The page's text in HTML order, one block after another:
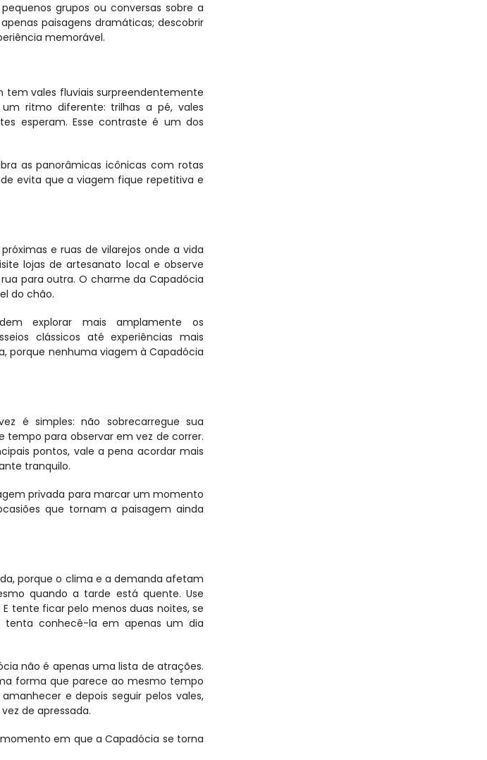
grupos ou conversas sobre a
paisagens dramáticas; descobrir
memorável.
tem vales fluviais surpreendentemente
um ritmo diferente: trilhas a pé, vales
esperam. Esse contraste é um dos
as panorâmicas icônicas com rotas
evita que a viagem fique repetitiva e
e ruas de vilarejos onde a vida
lojas de artesanato local e observe
para outra. O charme da Capadócia
do chão.
explorar mais amplamente os
clássicos até experiências mais
porque nenhuma viagem à Capadócia
é simples: não sobrecarregue sua
tempo para observar em vez de correr.
pontos, vale a pena acordar mais
tranquilo.
privada para marcar um momento
que tornam a paisagem ainda
porque o clima e a demanda afetam
quando a tarde está quente. Use
tente ficar pelo menos duas noites, se
tenta conhecê-la em apenas um dia
não é apenas uma lista de atrações.
forma que parece ao mesmo tempo
e depois seguir pelos vales,
de apressada.
em que a Capadócia se torna